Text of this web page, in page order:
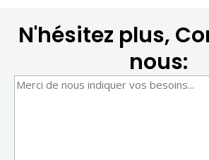
N'hésitez plus,
nous: